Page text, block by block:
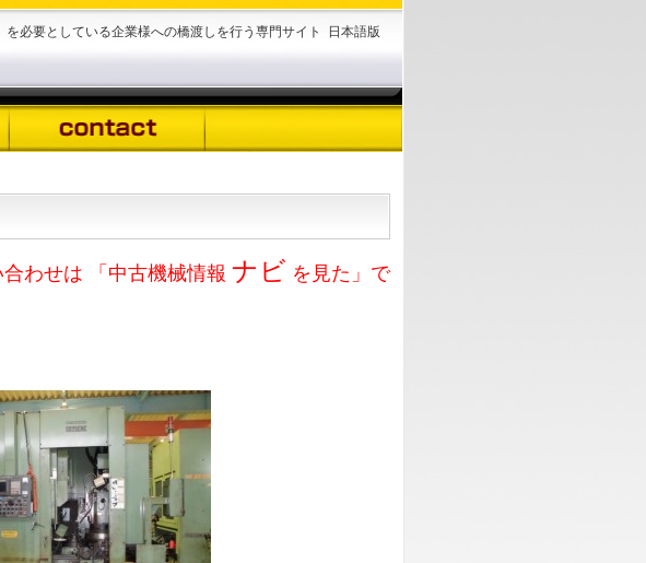
必要としている企業様への橋渡しを行う専門サイト 日本語版
合わせは 「中古機械情報 ナビ を見た」で